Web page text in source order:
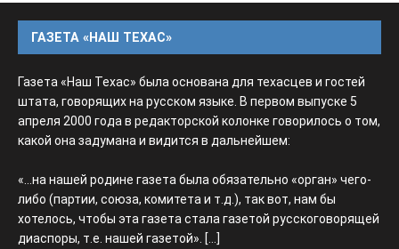
ГАЗЕТА «НАШ ТЕХАС»
Газета «Наш Техас» была основана для техасцев и гостей
штата, говорящих на русском языке. В первом выпуске 5
апреля 2000 года в редакторской колонке говорилось о том,
какой она задумана и видится в дальнейшем:
«...на нашей родине газета была обязательно «орган» чего-
либо (партии, союза, комитета и т.д.), так вот, нам бы
хотелось, чтобы эта газета стала газетой русскоговорящей
диаспоры, т.е. нашей газетой». [...]